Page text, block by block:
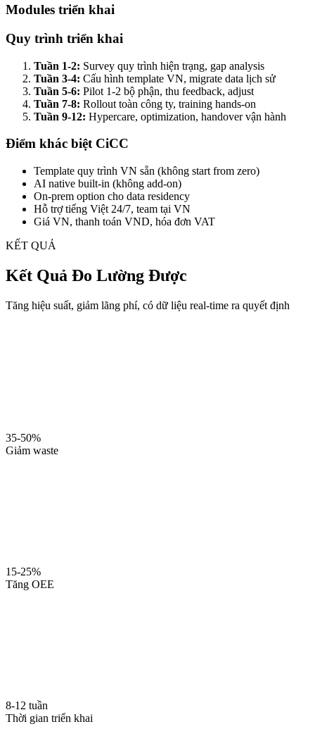
Modules triển khai
Quy trình triển khai
Tuần 1-2: Survey quy trình hiện trạng, gap analysis
Tuần 3-4: Cấu hình template VN, migrate data lịch sử
Tuần 5-6: Pilot 1-2 bộ phận, thu feedback, adjust
Tuần 7-8: Rollout toàn công ty, training hands-on
Tuần 9-12: Hypercare, optimization, handover vận hành
Điểm khác biệt CiCC
Template quy trình VN sẵn (không start from zero)
AI native built-in (không add-on)
On-prem option cho data residency
Hỗ trợ tiếng Việt 24/7, team tại VN
Giá VN, thanh toán VND, hóa đơn VAT
KẾT QUẢ
Kết Quả Đo Lường Được
Tăng hiệu suất, giảm lãng phí, có dữ liệu real-time ra quyết định
35-50%
Giảm waste
15-25%
Tăng OEE
8-12 tuần
Thời gian triển khai